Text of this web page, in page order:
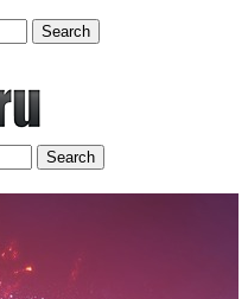
Search
Search